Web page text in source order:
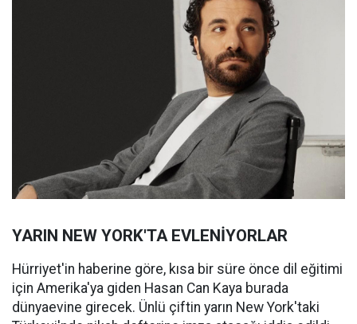
YARIN NEW YORK'TA EVLENİYORLAR
Hürriyet'in haberine göre, kısa bir süre önce dil eğitimi
için Amerika'ya giden Hasan Can Kaya burada
dünyaevine girecek. Ünlü çiftin yarın New York'taki